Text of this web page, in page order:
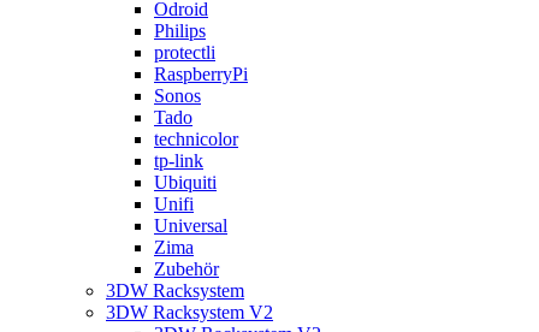
Odroid
Philips
protectli
RaspberryPi
Sonos
Tado
technicolor
tp-link
Ubiquiti
Unifi
Universal
Zima
Zubehör
3DW Racksystem
3DW Racksystem V2